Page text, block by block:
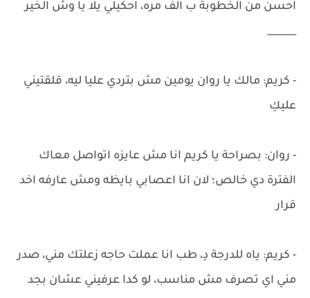
احسن من الخطوبة ب الف مره، احكيلي يلا يا وش الخير
______
- كريم: مالك يا روان يومين مش بتردي عليا ليه، قلقتيني
عليكِ
- روان: بصراحة يا كريم انا مش عايزه اتواصل معاك
الفترة دي خالص؛ لان انا اعصابي بايظه ومش عارفه اخد
قرار
- كريم: ياه للدرجة دِ، طب انا عملت حاجه زعلتك مني، صدر
مني اي تصرف مش مناسب، لو كدا عرفيني عشان بجد